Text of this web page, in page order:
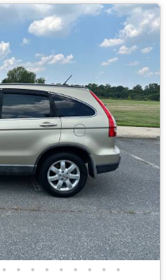
• • • • • • • • •